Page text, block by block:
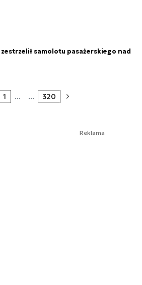
samolotu pasażerskiego nad
1 ... ... 320
Reklama